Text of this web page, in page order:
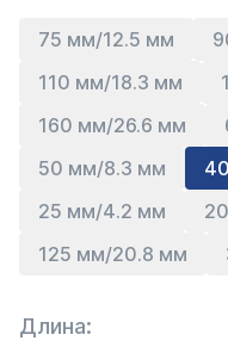
75 мм/12.5 мм
110 мм/18.3 мм
160 мм/26.6 мм
50 мм/8.3 мм
25 мм/4.2 мм
125 мм/20.8 мм
Длина: